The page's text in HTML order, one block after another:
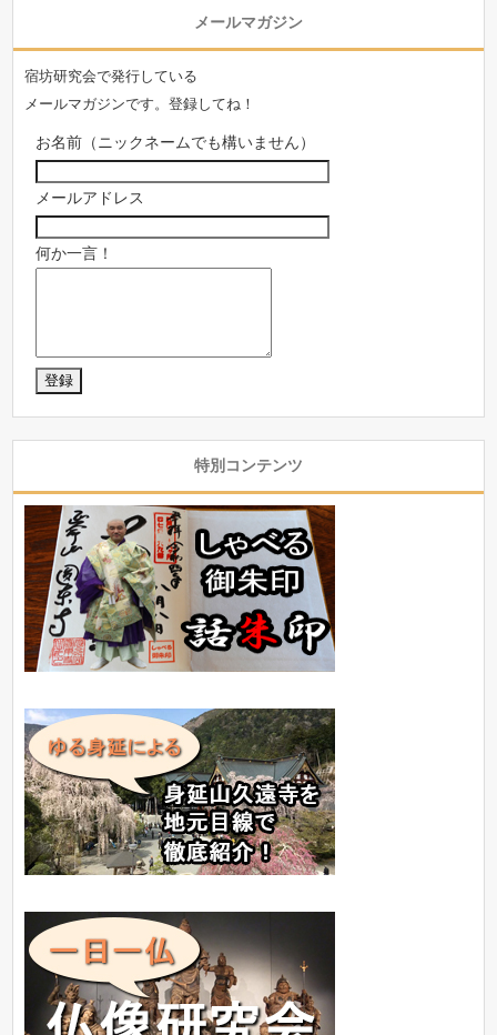
メールマガジン
宿坊研究会で発行している
メールマガジンです。登録してね！
お名前（ニックネームでも構いません）
メールアドレス
何か一言！
特別コンテンツ